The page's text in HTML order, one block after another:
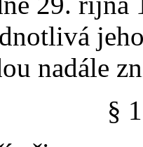
nadále
§